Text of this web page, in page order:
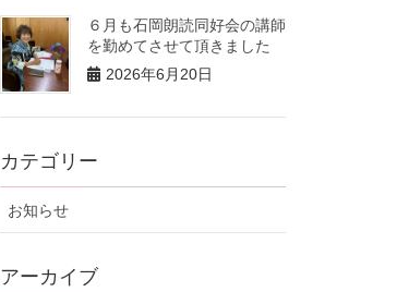
６月も石岡朗読同好会の講師
を勤めてさせて頂きました
2026年6月20日
カテゴリー
お知らせ
アーカイブ